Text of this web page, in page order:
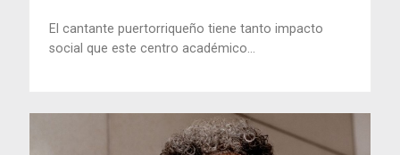
El cantante puertorriqueño tiene tanto impacto
social que este centro académico...